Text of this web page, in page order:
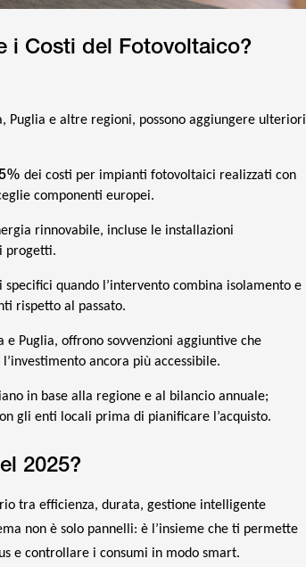
i Costi del Fotovoltaico?
Puglia e altre regioni, possono aggiungere ulteriori
dei costi per impianti fotovoltaici realizzati con
componenti europei.
rinnovabile, incluse le installazioni
progetti.
quando l’intervento combina isolamento e
rispetto al passato.
Puglia, offrono sovvenzioni aggiuntive che
ancora più accessibile.
in base alla regione e al bilancio annuale;
gli enti locali prima di pianificare l’acquisto.
2025?
tra efficienza, durata, gestione intelligente
non è solo pannelli: è l’insieme che ti permette
e controllare i consumi in modo smart.